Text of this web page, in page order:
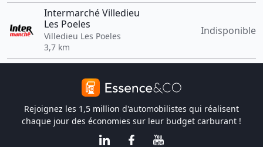
Intermarché Villedieu
Les Poeles
Villedieu Les Poeles
3,7 km
Indisponible
Rejoignez les 1,5 million d'automobilistes qui réalisent
chaque jour des économies sur leur budget carburant !